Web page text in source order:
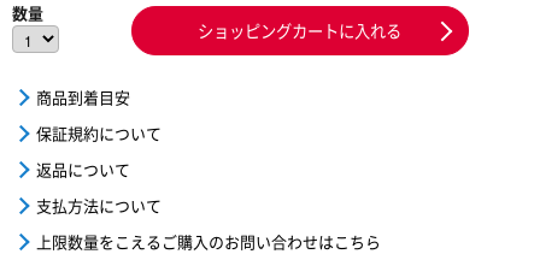
数量
ショッピングカートに入れる
商品到着目安
保証規約について
返品について
支払方法について
上限数量をこえるご購入のお問い合わせはこちら